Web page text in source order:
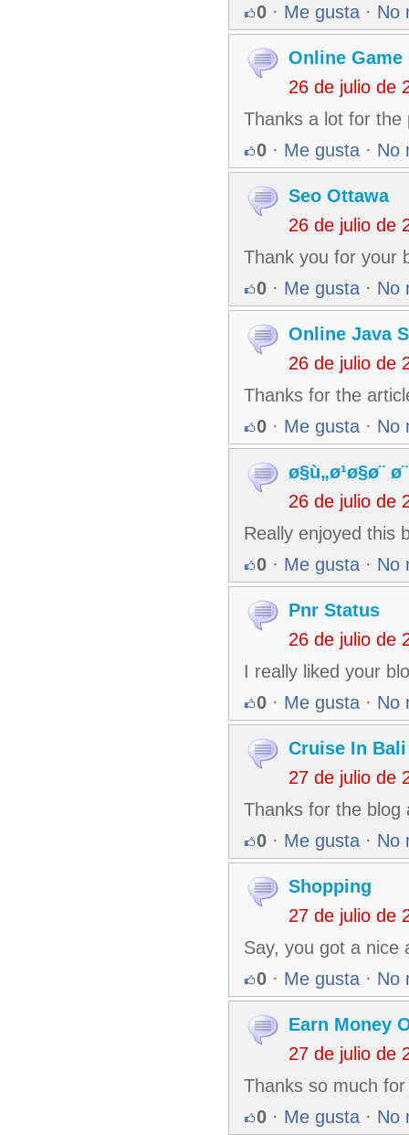
0 · Me gusta · No
Online Game
26 de julio de
Thanks a lot for the
0 · Me gusta · No
Seo Ottawa
26 de julio de
Thank you for your
0 · Me gusta · No
Online Java
26 de julio de
Thanks for the
0 · Me gusta · No
ø§ù„ø¹ø§ø¨
26 de julio de
Really enjoyed this
0 · Me gusta · No
Pnr Status
26 de julio de
I really liked your
0 · Me gusta · No
Cruise In Bali
27 de julio de
Thanks for the blog
0 · Me gusta · No
Shopping
27 de julio de
Say, you got a nice
0 · Me gusta · No
Earn Money
27 de julio de
Thanks so much
0 · Me gusta · No